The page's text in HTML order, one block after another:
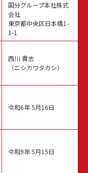
国分グループ本社株式
会社
東京都中央区日本橋1-
1-1
西川 貴志
（ニシカワタカシ）
令和6年 5月16日
令和9年 5月15日